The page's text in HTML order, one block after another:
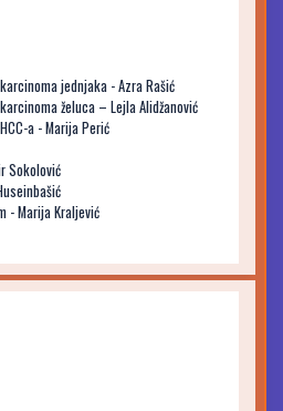
jednjaka - Azra Rašić
želuca – Lejla Alidžanović
a - Marija Perić
Sokolović
- Marija Kraljević